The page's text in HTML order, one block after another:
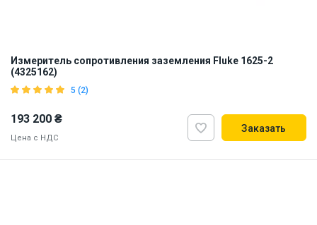
Измеритель сопротивления заземления Fluke 1625-2
(4325162)
5 (2)
193 200 ₴
Цена с НДС
Заказать